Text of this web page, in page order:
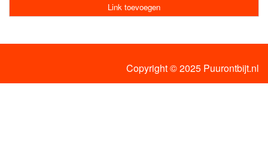
Link toevoegen
Copyright © 2025 Puurontbijt.nl